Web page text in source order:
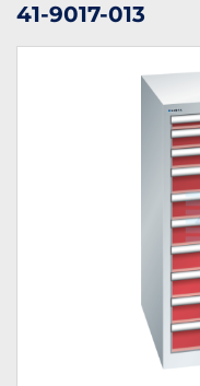
41-9017-013